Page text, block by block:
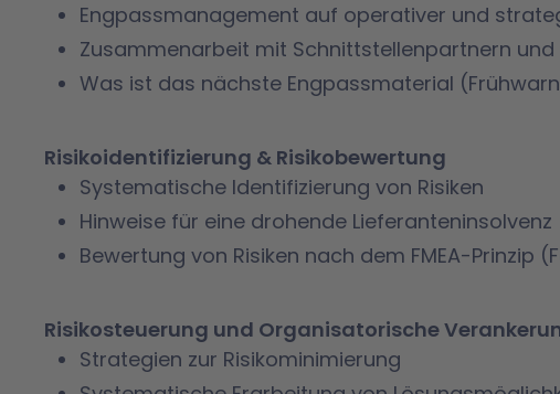
Engpassmanagement auf operativer und
Zusammenarbeit mit Schnittstellenpartnern und
Was ist das nächste Engpassmaterial
Risikoidentifizierung & Risikobewertung
Systematische Identifizierung von Risiken
Hinweise für eine drohende Lieferanteninsolvenz
Bewertung von Risiken nach dem FMEA-Prinzip
Risikosteuerung und Organisatorische
Strategien zur Risikominimierung